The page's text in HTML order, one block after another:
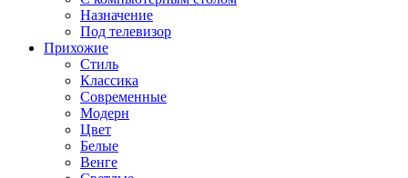
Назначение
Под телевизор
Прихожие
Стиль
Классика
Современные
Модерн
Цвет
Белые
Венге